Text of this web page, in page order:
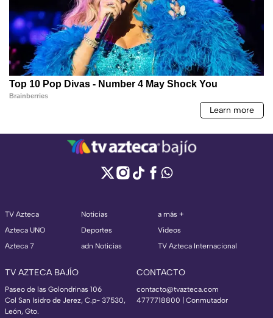
TV Azteca
Azteca UNO
Azteca 7
Noticias
Deportes
adn Noticias
a más +
Videos
TV Azteca Internacional
TV AZTECA BAJÍO
Paseo de las Golondrinas 106
Col San Isidro de Jerez, C.p- 37530,
León, Gto.
CONTACTO
contacto@tvazteca.com
4777718800 | Conmutador